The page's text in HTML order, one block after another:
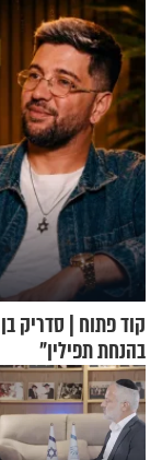
קוד פתוח | סדריק
בהנחת תפילין"